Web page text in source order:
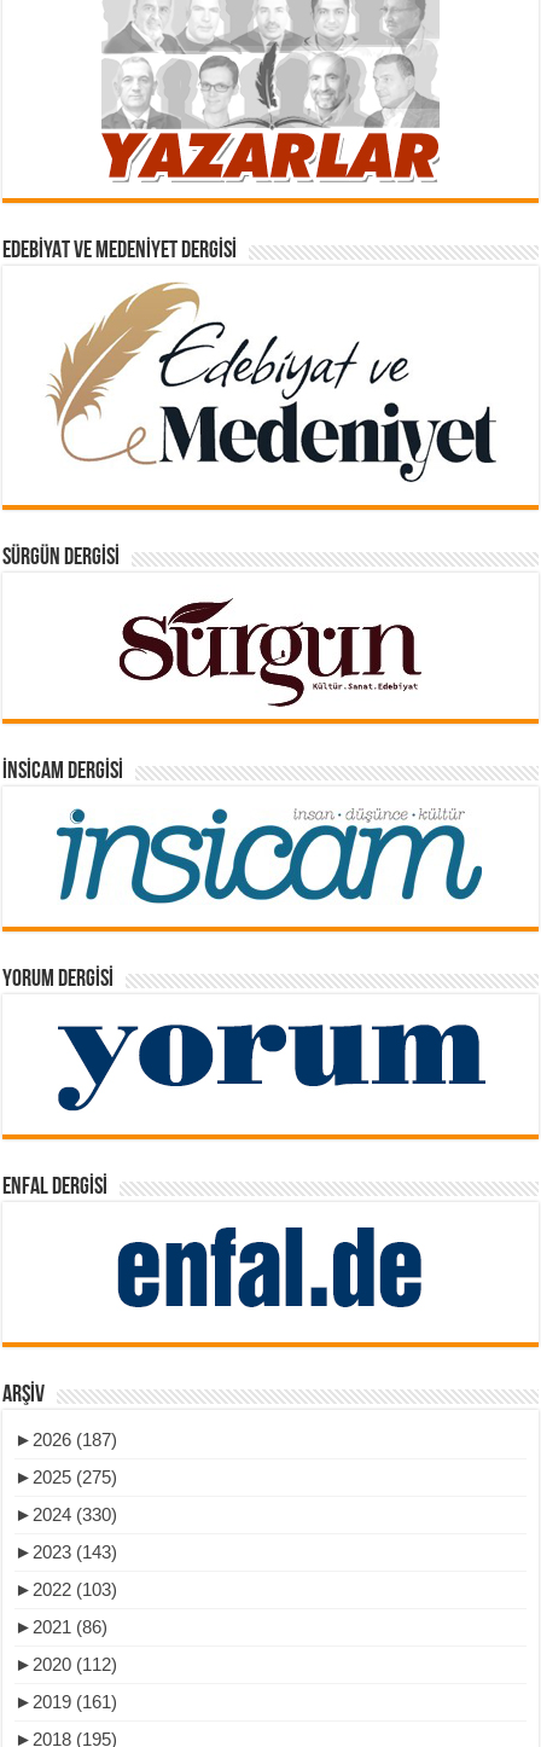
EDEBIYAT VE MEDENIYET DERGISI
SÜRGÜN DERGISI
İNSICAM DERGISI
YORUM DERGISI
ENFAL DERGISI
ARŞIV
► 2026 (187)
► 2025 (275)
► 2024 (330)
► 2023 (143)
► 2022 (103)
► 2021 (86)
► 2020 (112)
► 2019 (161)
► 2018 (195)